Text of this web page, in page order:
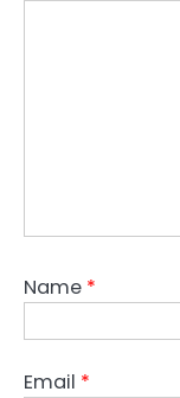
Name *
Email *